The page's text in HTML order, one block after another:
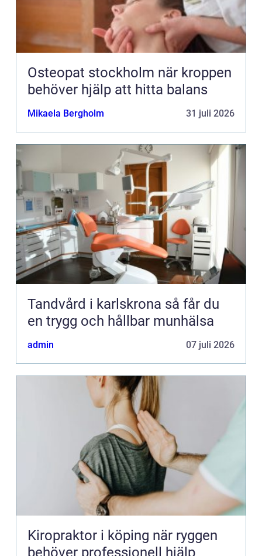
Osteopat stockholm när kroppen
behöver hjälp att hitta balans
Mikaela Bergholm 31 juli 2026
Tandvård i karlskrona så får du
en trygg och hållbar munhälsa
admin 07 juli 2026
Kiropraktor i köping när ryggen
behöver professionell hjälp